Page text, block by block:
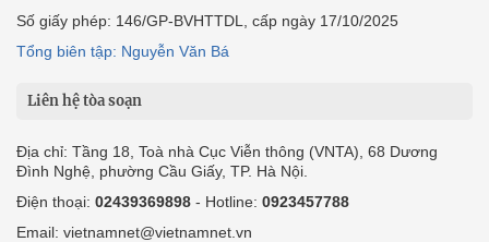
Số giấy phép: 146/GP-BVHTTDL, cấp ngày 17/10/2025
Tổng biên tập: Nguyễn Văn Bá
Liên hệ tòa soạn
Địa chỉ: Tầng 18, Toà nhà Cục Viễn thông (VNTA), 68 Dương
Đình Nghệ, phường Cầu Giấy, TP. Hà Nội.
Điện thoại: 02439369898 - Hotline: 0923457788
Email: vietnamnet@vietnamnet.vn